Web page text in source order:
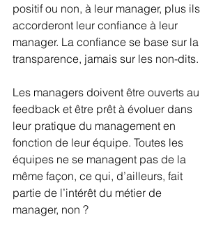
positif ou non, à leur manager, plus ils
accorderont leur confiance à leur
manager. La confiance se base sur la
transparence, jamais sur les non-dits.
Les managers doivent être ouverts au
feedback et être prêt à évoluer dans
leur pratique du management en
fonction de leur équipe. Toutes les
équipes ne se managent pas de la
même façon, ce qui, d’ailleurs, fait
partie de l’intérêt du métier de
manager, non ?